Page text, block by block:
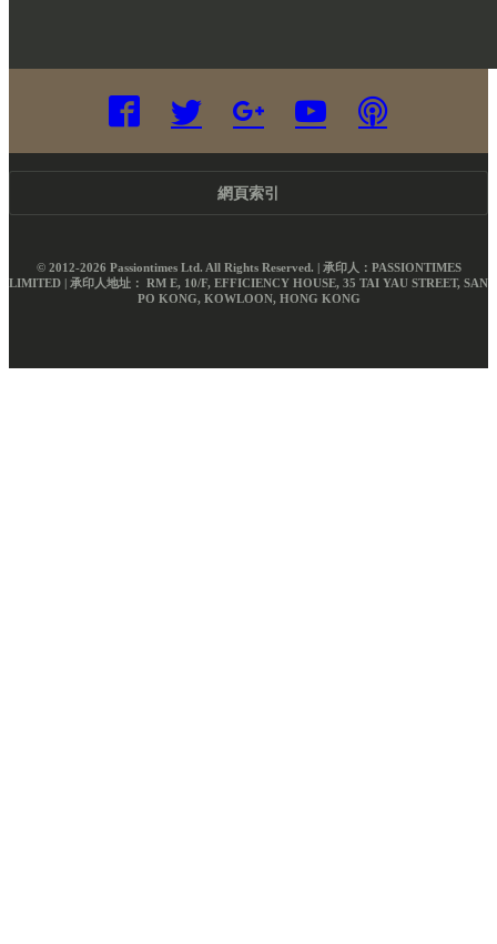
網頁索引
© 2012-2026 Passiontimes Ltd. All Rights Reserved. | 承印人：PASSIONTIMES
LIMITED | 承印人地址： RM E, 10/F, EFFICIENCY HOUSE, 35 TAI YAU STREET, SAN
PO KONG, KOWLOON, HONG KONG